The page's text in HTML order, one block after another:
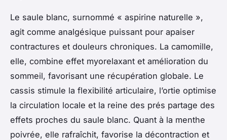
Le saule blanc, surnommé « aspirine naturelle »,
agit comme analgésique puissant pour apaiser
contractures et douleurs chroniques. La camomille,
elle, combine effet myorelaxant et amélioration du
sommeil, favorisant une récupération globale. Le
cassis stimule la flexibilité articulaire, l’ortie optimise
la circulation locale et la reine des prés partage des
effets proches du saule blanc. Quant à la menthe
poivrée, elle rafraîchit, favorise la décontraction et